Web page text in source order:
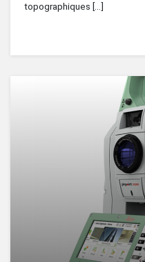
topographiques [...]